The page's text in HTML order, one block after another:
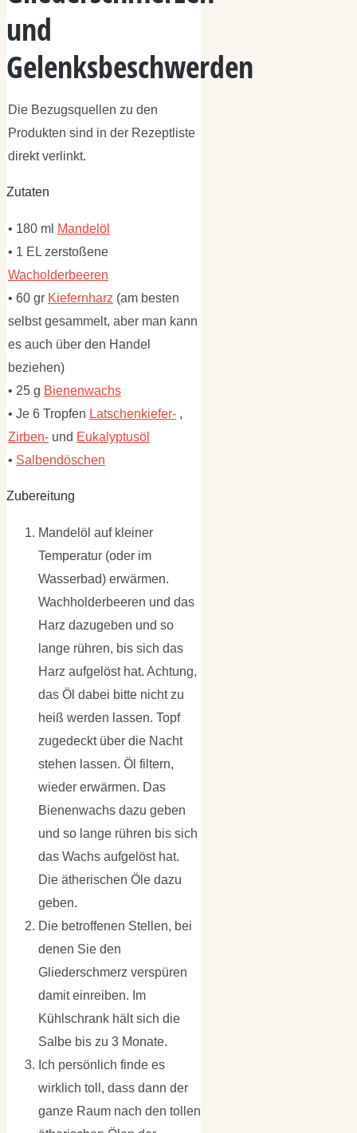
und
Gelenksbeschwerden
Die Bezugsquellen zu den
Produkten sind in der Rezeptliste
direkt verlinkt.
Zutaten
• 180 ml Mandelöl
• 1 EL zerstoßene
Wacholderbeeren
• 60 gr Kiefernharz (am besten
selbst gesammelt, aber man kann
es auch über den Handel
beziehen)
• 25 g Bienenwachs
• Je 6 Tropfen Latschenkiefer-,
Zirben-und Eukalyptusöl
• Salbendöschen
Zubereitung
Mandelöl auf kleiner
Temperatur (oder im
Wasserbad) erwärmen.
Wachholderbeeren und das
Harz dazugeben und so
lange rühren, bis sich das
Harz aufgelöst hat. Achtung,
das Öl dabei bitte nicht zu
heiß werden lassen. Topf
zugedeckt über die Nacht
stehen lassen. Öl filtern,
wieder erwärmen. Das
Bienenwachs dazu geben
und so lange rühren bis sich
das Wachs aufgelöst hat.
Die ätherischen Öle dazu
geben.
Die betroffenen Stellen, bei
denen Sie den
Gliederschmerz verspüren
damit einreiben. Im
Kühlschrank hält sich die
Salbe bis zu 3 Monate.
Ich persönlich finde es
wirklich toll, dass dann der
ganze Raum nach den tollen